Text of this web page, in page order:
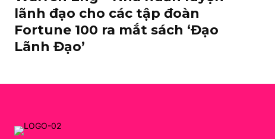
lãnh đạo cho các tập đoàn
Fortune 100 ra mắt sách ‘Đạo
Lãnh Đạo’